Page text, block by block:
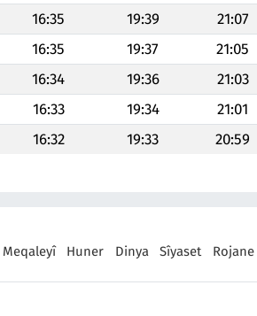
16:35 19:39
21:07
16:35 19:37
21:05
16:34 19:36
21:03
16:33 19:34
21:01
16:32 19:33 20:59
Meqaleyî Huner Dinya Sîyaset Rojane